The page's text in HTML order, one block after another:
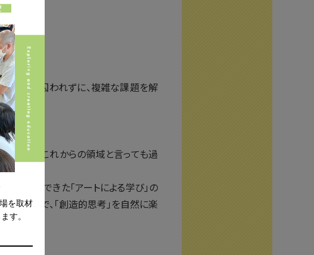
イアスに囚われずに、複雑な課題を解
す。
だまだこれからの領域と言っても過
り組んできた「アートによる学び」の
した上で、「創造的思考」を自然に楽
を取材
す。